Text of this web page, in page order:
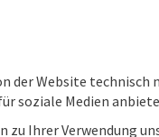
der Website
soziale Medien
Ihrer Verwendung